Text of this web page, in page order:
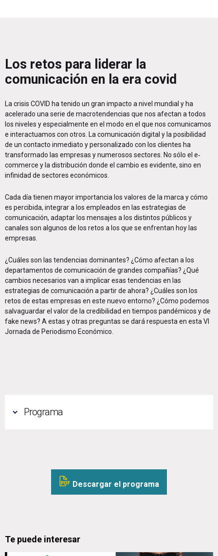
Los retos para liderar la
comunicación en la era covid
La crisis COVID ha tenido un gran impacto a nivel mundial y ha
acelerado una serie de macrotendencias que nos afectan a todos
los niveles y especialmente en el modo en el que nos comunicamos
e interactuamos con otros. La comunicación digital y la posibilidad
de un contacto inmediato y personalizado con los clientes ha
transformado las empresas y numerosos sectores. No sólo el e‐
commerce y la distribución donde el cambio es evidente, sino en
infinidad de sectores económicos.
Cada día tienen mayor importancia los valores de la marca y cómo
es percibida, integrar a los empleados en las estrategias de
comunicación, adaptar los mensajes a los distintos públicos y
canales son algunos de los retos a los que se enfrentan hoy las
empresas.
¿Cuáles son las tendencias dominantes? ¿Cómo afectan a los
departamentos de comunicación de grandes compañías? ¿Qué
cambios necesarios van a implicar esas tendencias en las
estrategias de comunicación a partir de ahora? ¿Cuáles son los
retos de estas empresas en este nuevo entorno? ¿Cómo podemos
salvaguardar el valor de la credibilidad en tiempos pandémicos y de
fake news? A estas y otras preguntas se dará respuesta en esta VI
Jornada de Periodismo Económico.
Programa
Descargar el programa
Te puede interesar